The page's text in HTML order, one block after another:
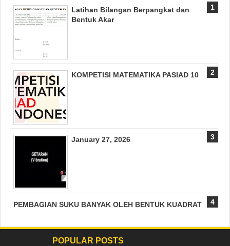
Latihan Bilangan Berpangkat dan
Bentuk Akar
KOMPETISI MATEMATIKA PASIAD 10
January 27, 2026
PEMBAGIAN SUKU BANYAK OLEH BENTUK KUADRAT
POPULAR POSTS